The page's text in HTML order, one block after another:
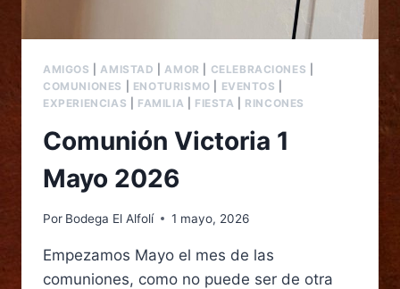
AMIGOS |AMISTAD |AMOR CELEBRACIONES
COMUNIONES
ENOTURISMO EVENTOS
EXPERIENCIAS
FAMILIA FIESTA RINCONES
Comunión Victoria 1
Mayo 2026
Por Bodega El Alfolí 1 mayo, 2026
Empezamos Mayo el mes de las
comuniones, como no puede ser de otra